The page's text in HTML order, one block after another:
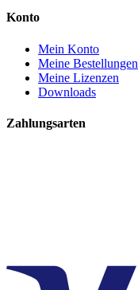
Konto
Mein Konto
Meine Bestellungen
Meine Lizenzen
Downloads
Zahlungsarten